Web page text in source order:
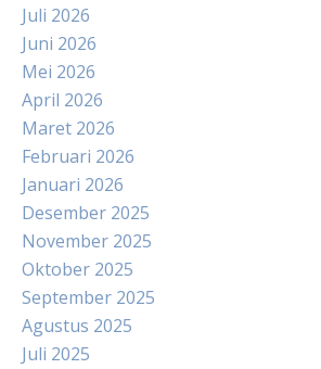
Juli 2026
Juni 2026
Mei 2026
April 2026
Maret 2026
Februari 2026
Januari 2026
Desember 2025
November 2025
Oktober 2025
September 2025
Agustus 2025
Juli 2025